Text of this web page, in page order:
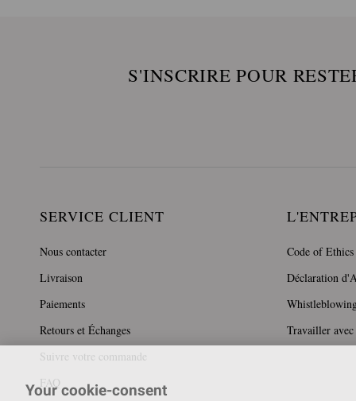
S'INSCRIRE POUR
SERVICE CLIENT
Nous contacter
Livraison
Paiements
Retours et Échanges
Suivre votre commande
FAQ
Code of Ethics
Déclaration
Travailler avec
Your cookie-consent